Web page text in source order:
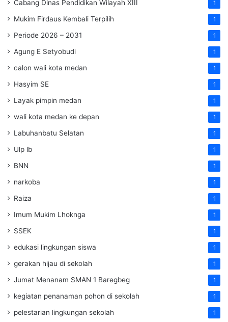
Cabang Dinas Pendidikan Wilayah XIII 1
Mukim Firdaus Kembali Terpilih 1
Periode 2026 – 2031 1
Agung E Setyobudi 1
calon wali kota medan 1
Hasyim SE 1
Layak pimpin medan 1
wali kota medan ke depan 1
Labuhanbatu Selatan 1
Ulp lb 1
BNN 1
narkoba 1
Raiza 1
Imum Mukim Lhoknga 1
SSEK 1
edukasi lingkungan siswa 1
gerakan hijau di sekolah 1
Jumat Menanam SMAN 1 Baregbeg 1
kegiatan penanaman pohon di sekolah 1
pelestarian lingkungan sekolah 1